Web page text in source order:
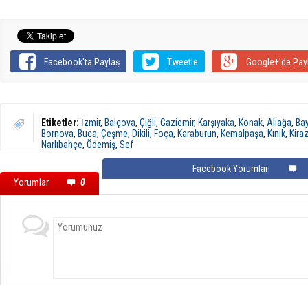
Facebook'ta Paylaş Tweetle Google+'da
Etiketler: İzmir, Balçova, Çiğli, Gaziemir, Karşıyaka, Konak, Aliağa,
Bornova, Buca, Çeşme, Dikili, Foça, Karaburun, Kemalpaşa, Kınık, Kiraz
Narlıbahçe, Ödemiş, Sef
Yorumlar 0
Facebook Yorumları